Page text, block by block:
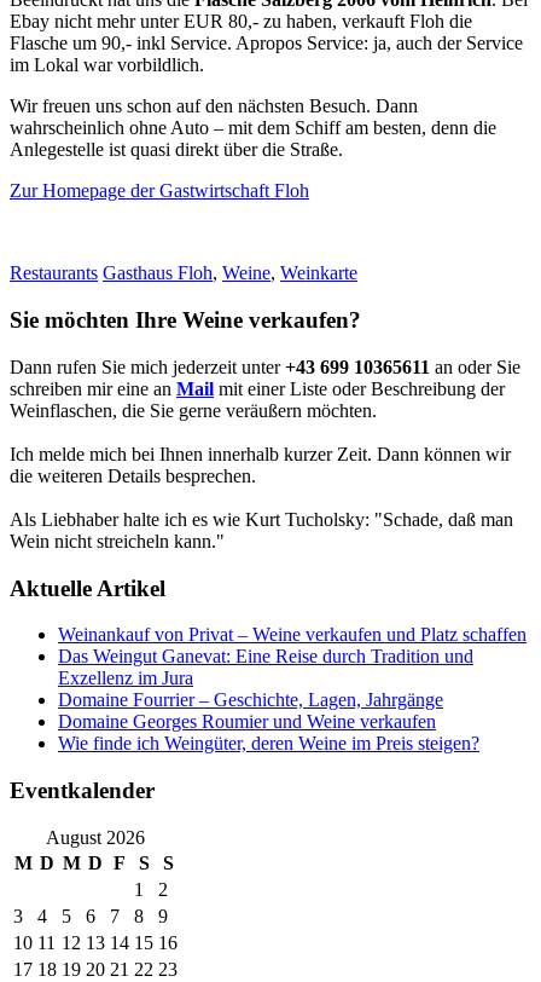
Ebay nicht mehr unter EUR 80,- zu haben, verkauft Floh die
Flasche um 90,- inkl Service. Apropos Service: ja, auch der Service
im Lokal war vorbildlich.
Wir freuen uns schon auf den nächsten Besuch. Dann
wahrscheinlich ohne Auto – mit dem Schiff am besten, denn die
Anlegestelle ist quasi direkt über die Straße.
Zur Homepage der Gastwirtschaft Floh
Restaurants Gasthaus Floh, Weine, Weinkarte
Sie möchten Ihre Weine verkaufen?
Dann rufen Sie mich jederzeit unter+43 699 10365611 an oder Sie
schreiben mir eine an Mail mit einer Liste oder Beschreibung der
Weinflaschen, die Sie gerne veräußern möchten.
Ich melde mich bei Ihnen innerhalb kurzer Zeit. Dann können wir
die weiteren Details besprechen.
Als Liebhaber halte ich es wie Kurt Tucholsky: "Schade, daß man
Wein nicht streicheln kann."
Aktuelle Artikel
Weinankauf von Privat – Weine verkaufen und Platz schaffen
Das Weingut Ganevat: Eine Reise durch Tradition und
Exzellenz im Jura
Domaine Fourrier – Geschichte, Lagen, Jahrgänge
Domaine Georges Roumier und Weine verkaufen
Wie finde ich Weingüter, deren Weine im Preis steigen?
Eventkalender
August 2026
M D M D F S
S
1
2
3
4 5 6 7 8
9
10 11 12 13 14 15 16
17 18 19 20 21 22 23